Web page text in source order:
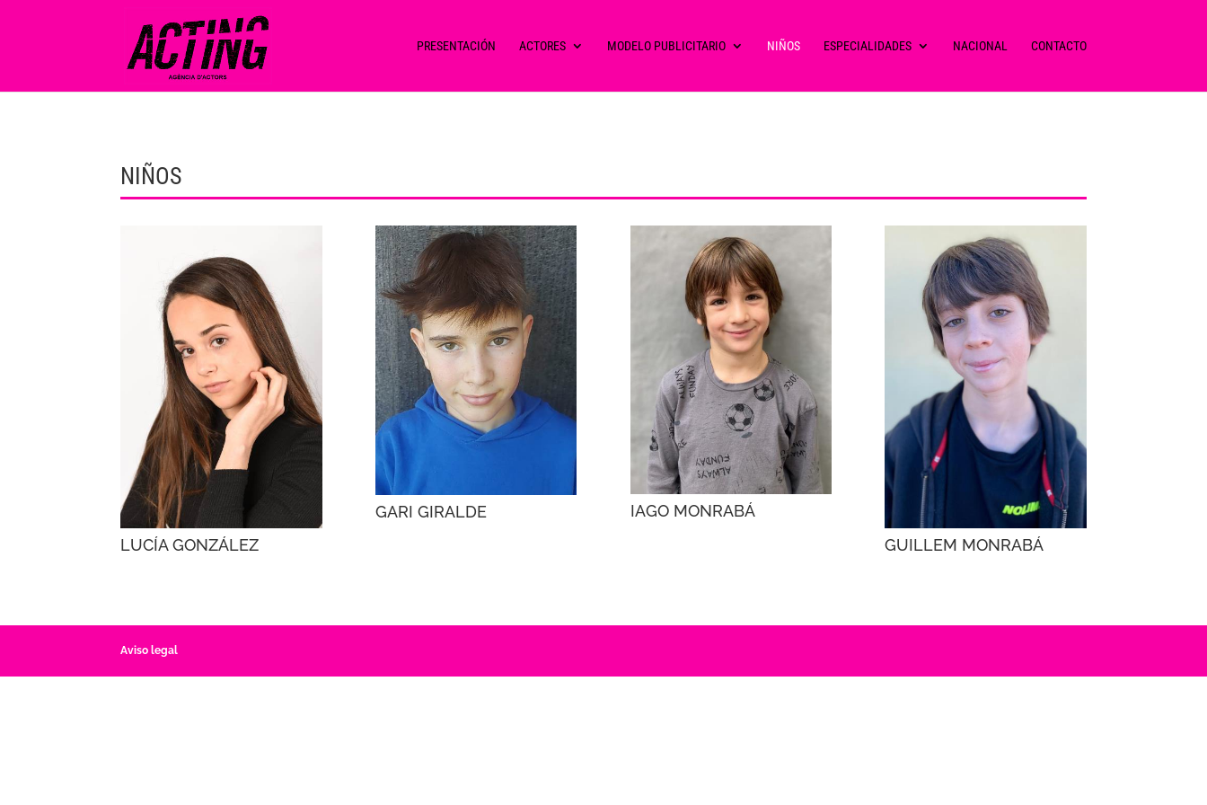
PRESENTACIÓN ACTORES MODELO PUBLICITARIO NIÑOS ESPECIALIDADES NACIONAL CONTACTO
NIÑOS
LUCÍA GONZÁLEZ
GARI GIRALDE
IAGO MONRABÁ
GUILLEM MONRABÁ
Aviso legal